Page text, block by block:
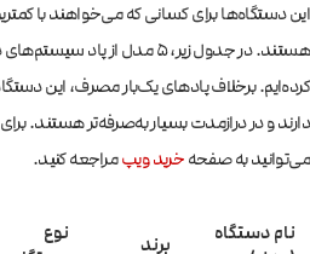
این دستگاه‌ها برای کسانی که می‌خواهند با
هستند. در جدول زیر، ۵ مدل از
کرده‌ایم. برخلاف پادهای یک‌بار مصرف، این
دارند و در درازمدت بسیار به‌صرفه‌تر هستند.
می‌توانید به صفحهخرید ویپمراجعه کنید.
نام دستگاه
برند
نوع